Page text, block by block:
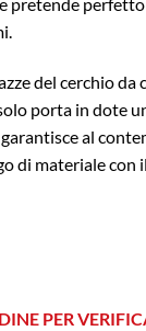
del cerchio da
porta in dote
al
di materiale con
PER